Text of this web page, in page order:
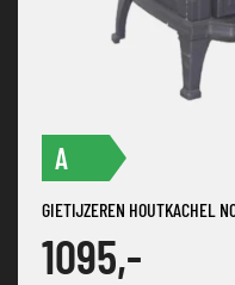
A
GIETIJZEREN HOUTKACHEL
1095,-